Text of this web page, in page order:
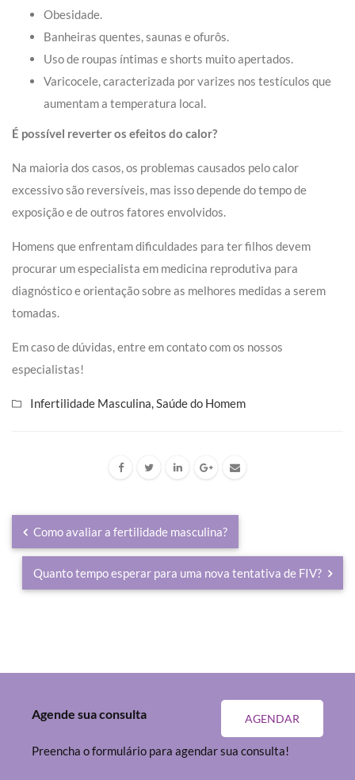
Obesidade.
Banheiras quentes, saunas e ofurôs.
Uso de roupas íntimas e shorts muito apertados.
Varicocele, caracterizada por varizes nos testículos que
aumentam a temperatura local.
É possível reverter os efeitos do calor?
Na maioria dos casos, os problemas causados pelo calor
excessivo são reversíveis, mas isso depende do tempo de
exposição e de outros fatores envolvidos.
Homens que enfrentam dificuldades para ter filhos devem
procurar um especialista em medicina reprodutiva para
diagnóstico e orientação sobre as melhores medidas a serem
tomadas.
Em caso de dúvidas, entre em contato com os nossos
especialistas!
Infertilidade Masculina,Saúde do Homem
Como avaliar a fertilidade masculina?
Quanto tempo esperar para uma nova tentativa de FIV?
AGENDAR
Agende sua consulta
Preencha o formulário para agendar sua consulta!